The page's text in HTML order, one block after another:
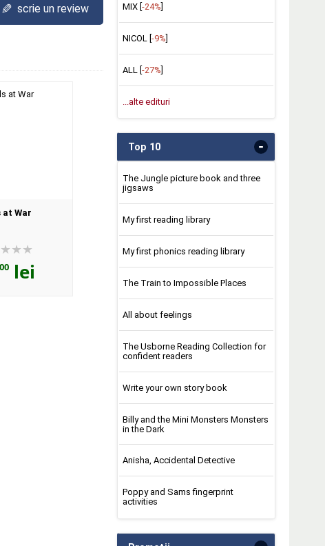
✎ scrie un review
at War
lei
MIX [ -24%
NICOL [ -9%
ALL [-27%]
...alte edituri
Top 10 -
The Jungle picture book and three
jigsaws
My first reading library
My first phonics reading library
The Train to Impossible Places
All about feelings
The Usborne Reading Collection for
confident readers
Write your own story book
Billy and the Mini Monsters Monsters
in the Dark
Anisha, Accidental Detective
Poppy and Sams fingerprint
activities